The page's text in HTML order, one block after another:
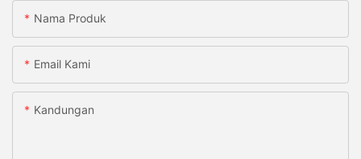
Nama Produk
Email Kami
Kandungan